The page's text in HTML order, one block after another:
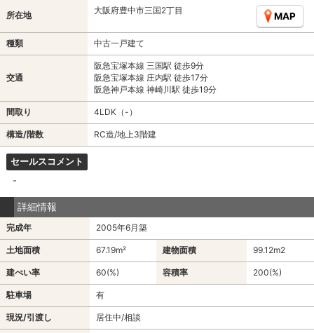
所在地 大阪府豊中市三国2丁目
MAP
種類 中古一戸建て
交通
阪急宝塚本線 三国駅 徒歩9分
阪急宝塚本線 庄内駅 徒歩17分
阪急神戸本線 神崎川駅 徒歩19分
間取り 4LDK（-）
構造/階数 RC造/地上3階建
セールスコメント
-
詳細情報
完成年 2005年6月築
土地面積 67.19m² 建物面積 99.12m2
建ぺい率 60(%) 容積率 200(%)
駐車場 有
現況/引渡し 居住中/相談